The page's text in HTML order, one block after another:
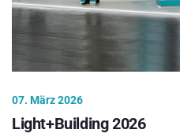
07. März 2026
Light+Building 2026